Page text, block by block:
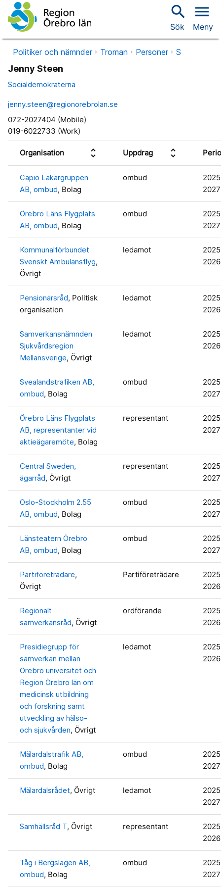
search
Sök
menu
Meny
Politiker och nämnder Troman Personer S
Jenny Steen
Socialdemokraterna
jenny.steen@regionorebrolan.se
072-2027404 (Mobile)
019-6022733 (Work)
Organisation unfold_more Uppdrag unfold_more
Capio Läkargruppen
AB, ombud, Bolag
ombud
Örebro Läns Flygplats
AB, ombud, Bolag
ombud
Kommunalförbundet
Svenskt Ambulansflyg,
Övrigt
ledamot
Pensionärsråd, Politisk
organisation
ledamot
Samverkansnämnden
Sjukvårdsregion
Mellansverige, Övrigt
ledamot
Svealandstrafiken AB,
ombud, Bolag
ombud
Örebro Läns Flygplats
AB, representanter vid
aktieägaremöte, Bolag
representant
Central Sweden,
ägarråd, Övrigt
representant
Oslo-Stockholm 2.55
AB, ombud, Bolag
ombud
Länsteatern Örebro
AB, ombud, Bolag
ombud
Partiföreträdare,
Övrigt
Partiföreträdare
Regionalt
samverkansråd, Övrigt
ordförande
Presidiegrupp för
samverkan mellan
Örebro universitet och
Region Örebro län om
medicinsk utbildning
och forskning samt
utveckling av hälso-
och sjukvården, Övrigt
ledamot
Mälardalstrafik AB,
ombud, Bolag
ombud
Mälardalsrådet, Övrigt ledamot
Samhällsråd T, Övrigt representant
Tåg i Bergslagen AB,
ombud, Bolag
ombud